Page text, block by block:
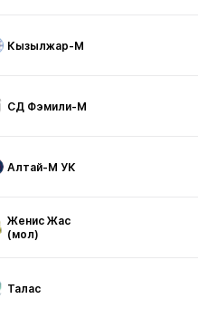
Кызылжар-М
СД Фэмили-М
Алтай-М УК
Женис Жас
(мол)
Талас